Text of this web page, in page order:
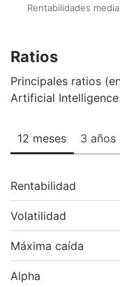
Rentabilidades
Ratios
Principales ratios
Artificial Intelligence
12 meses 3 años
Rentabilidad
Volatilidad
Máxima caída
Alpha